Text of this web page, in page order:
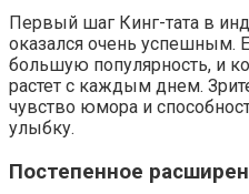
Первый шаг Кинг-тата в
оказался очень успешным.
большую популярность, и
растет с каждым днем.
чувство юмора и
улыбку.
Постепенное